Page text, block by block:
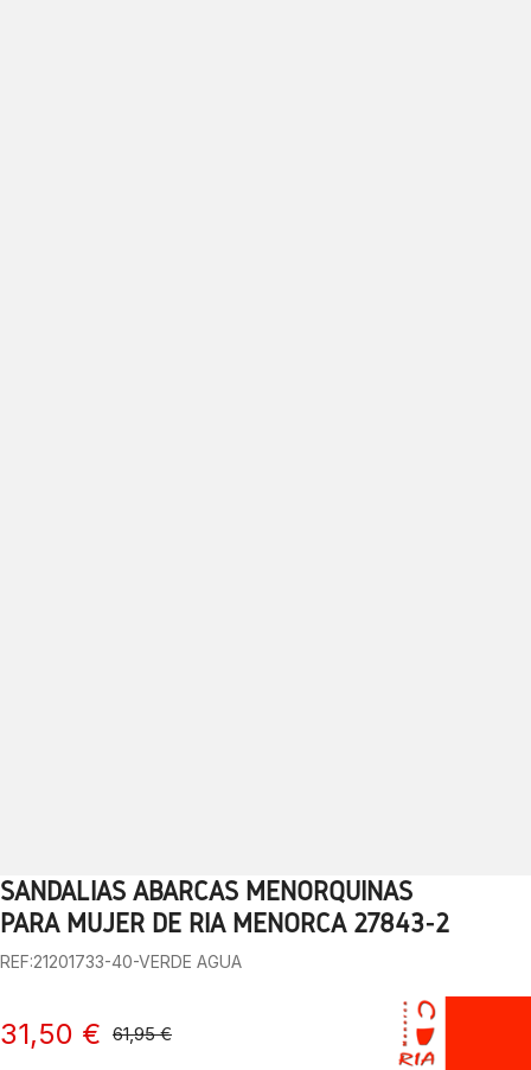
1 2 3 4 5 6 7 8 9
SANDALIAS ABARCAS MENORQUINAS
PARA MUJER DE RIA MENORCA 27843-2
REF:21201733-40-VERDE AGUA
31,50 € 61,95 €